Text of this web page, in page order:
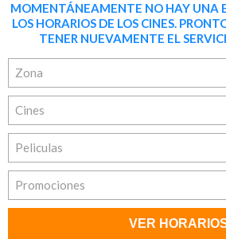
MOMENTÁNEAMENTE NO HAY UNA
LOS HORARIOS DE LOS CINES.
TENER NUEVAMENTE EL
Zona
Cines
Peliculas
Promociones
VER